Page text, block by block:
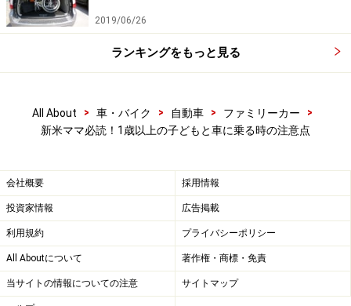
もちろん、短時間で対応できないような事態が起きてし
子どもに気を取られて発進が遅くなっても、後ろからクラク
ションを鳴らされる程度で済みますが、足元のペダル操作を
間違うと、前のクルマに追突する事故になりかねません。
子どもとお出かけの基本中の基本！「チャ
イルドロック」と「ウィンドウロック」
2019/06/26
ランキングをもっと見る
All About > 車・バイク > 自動車 > ファミリーカー
>
新米ママ必読！1歳以上の子どもと車に乗る時の注意点
会社概要 採用情報
投資家情報 広告掲載
利用規約 プライバシーポリシー
All Aboutについて 著作権・商標・免責
当サイトの情報についての注意 サイトマップ